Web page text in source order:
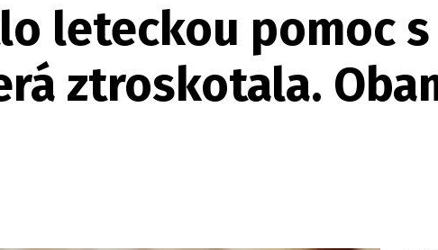
leteckou pomoc
ztroskotala.